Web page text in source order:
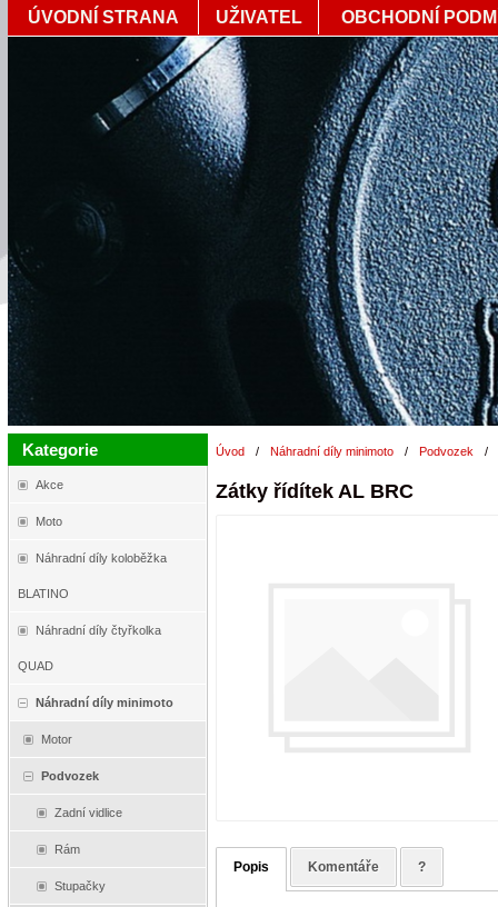
ÚVODNÍ STRANA UŽIVATEL OBCHODNÍ
Kategorie
Akce
Moto
Náhradní díly koloběžka
BLATINO
Náhradní díly čtyřkolka
QUAD
Náhradní díly minimoto
Motor
Podvozek
Zadní vidlice
Rám
Stupačky
Úvod / Náhradní díly minimoto / Podvozek /
Zátky řídítek AL BRC
Popis Komentáře ?